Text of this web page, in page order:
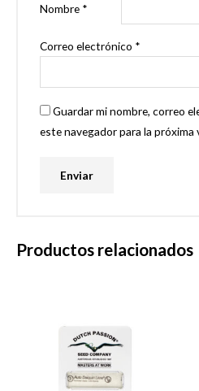
Nombre *
Correo electrónico *
Guardar mi nombre, correo
este navegador para la próxima
Productos relacionados